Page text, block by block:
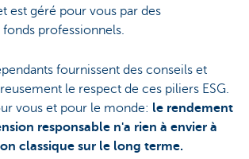
est géré pour vous par des
professionnels.
fournissent des conseils et
le respect de ces piliers ESG.
vous et pour le monde: le rendement
responsable n'a rien à envier à
classique sur le long terme.